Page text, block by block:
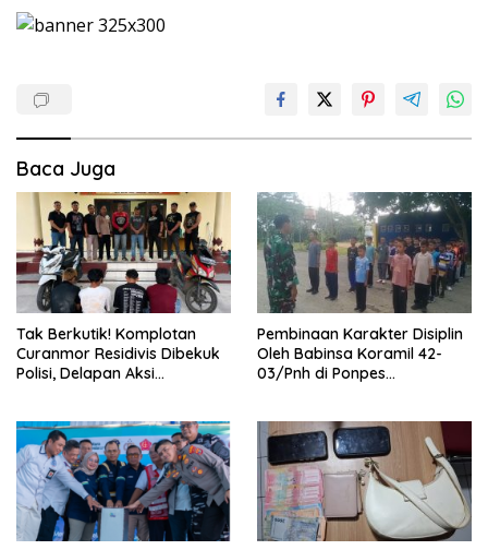
Baca Juga
Tak Berkutik! Komplotan
Curanmor Residivis Dibekuk
Polisi, Delapan Aksi
Pembinaan Karakter Disiplin
Oleh Babinsa Koramil 42-
03/Pnh di Ponpes